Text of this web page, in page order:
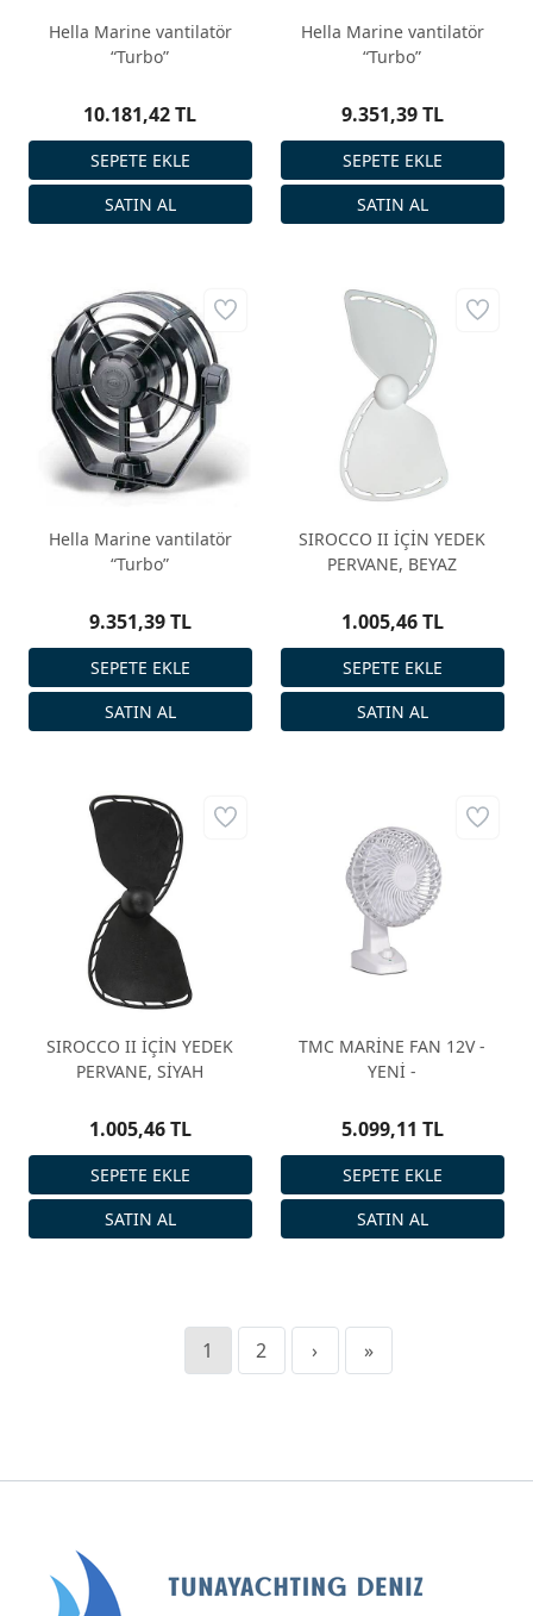
Hella Marine vantilatör
“Turbo”
10.181,42 TL
Hella Marine vantilatör
“Turbo”
9.351,39 TL
Hella Marine vantilatör
“Turbo”
9.351,39 TL
SIROCCO II İÇİN YEDEK
PERVANE, BEYAZ
1.005,46 TL
SIROCCO II İÇİN YEDEK
PERVANE, SİYAH
1.005,46 TL
TMC MARİNE FAN 12V -
YENİ -
5.099,11 TL
1 2 › »